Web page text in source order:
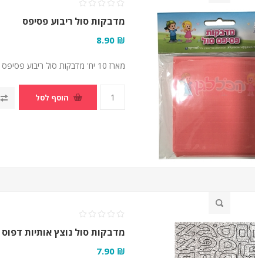
מדבקות סול ריבוע פסיפס
₪ 8.90
מארז 10 יח' מדבקות סול ריבוע פסיפס 0.6 ס"מ
הוסף לסל
מדבקות סול נוצץ אותיות דפוס
₪ 7.90